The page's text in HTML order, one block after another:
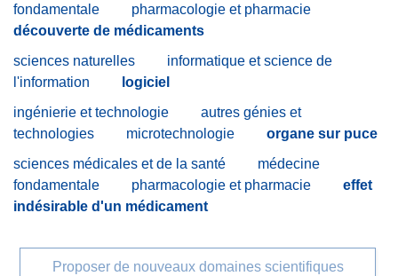
fondamentale
pharmacologie et pharmacie
découverte de médicaments
sciences naturelles
informatique et science de
l'information
logiciel
ingénierie et technologie
autres génies et
technologies
microtechnologie
organe sur puce
sciences médicales et de la santé
médecine
fondamentale
pharmacologie et pharmacie
effet
indésirable d'un médicament
Proposer de nouveaux domaines scientifiques